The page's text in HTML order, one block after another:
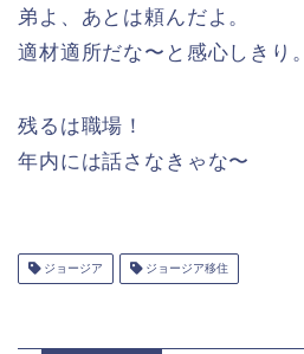
弟よ、あとは頼んだよ。
適材適所だな〜と感心しきり。
残るは職場！
年内には話さなきゃな〜
ジョージア ジョージア移住